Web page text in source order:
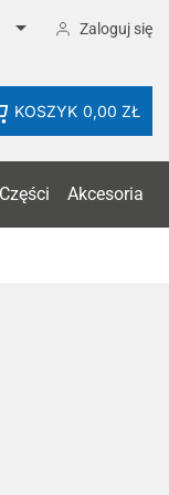
 Zaloguj się
KOSZYK 0,00 ZŁ
Części Akcesoria